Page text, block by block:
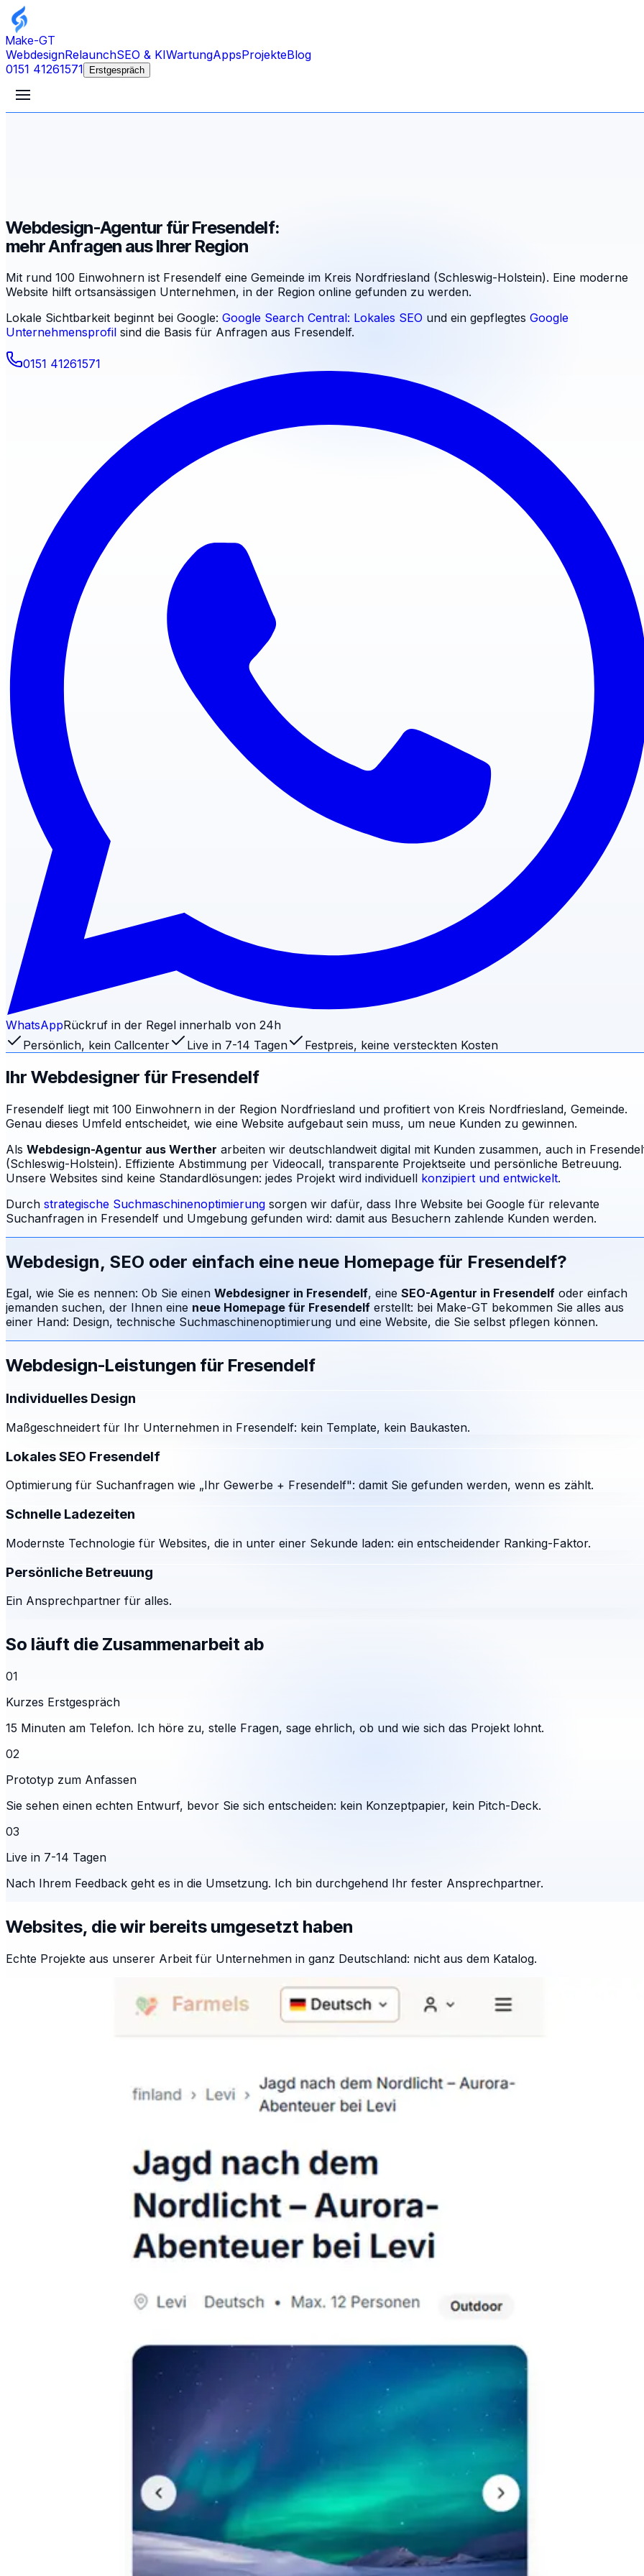
Make-GT
WebdesignRelaunchSEO & KIWartungAppsProjekteBlog
0151 41261571
Erstgespräch
Webdesign-Agentur für Fresendelf:
mehr Anfragen aus Ihrer Region
Mit rund 100 Einwohnern ist Fresendelf eine Gemeinde im Kreis Nordfriesland (Schleswig-Holstein). Eine moderne
Website hilft ortsansässigen Unternehmen, in der Region online gefunden zu werden.
Lokale Sichtbarkeit beginnt bei Google: Google Search Central: Lokales SEO und ein gepflegtes Google
Unternehmensprofil sind die Basis für Anfragen aus Fresendelf.
0151 41261571
WhatsAppRückruf in der Regel innerhalb von 24h
Persönlich, kein Callcenter
Live in 7-14 Tagen Festpreis, keine versteckten Kosten
Ihr Webdesigner für Fresendelf
Fresendelf liegt mit 100 Einwohnern in der Region Nordfriesland und profitiert von Kreis Nordfriesland, Gemeinde.
Genau dieses Umfeld entscheidet, wie eine Website aufgebaut sein muss, um neue Kunden zu gewinnen.
Als Webdesign-Agentur aus Werther arbeiten wir deutschlandweit digital mit Kunden zusammen, auch in
(Schleswig-Holstein). Effiziente Abstimmung per Videocall, transparente Projektseite und persönliche Betreuung.
Unsere Websites sind keine Standardlösungen: jedes Projekt wird individuell konzipiert und entwickelt.
Durch strategische Suchmaschinenoptimierung sorgen wir dafür, dass Ihre Website bei Google für relevante
Suchanfragen in Fresendelf und Umgebung gefunden wird: damit aus Besuchern zahlende Kunden werden.
Webdesign, SEO oder einfach eine neue Homepage für Fresendelf?
Egal, wie Sie es nennen: Ob Sie einen Webdesigner in Fresendelf, eine SEO-Agentur in Fresendelf oder einfach
jemanden suchen, der Ihnen eine neue Homepage für Fresendelf erstellt: bei Make-GT bekommen Sie alles aus
einer Hand: Design, technische Suchmaschinenoptimierung und eine Website, die Sie selbst pflegen können.
Webdesign-Leistungen für Fresendelf
Individuelles Design
Maßgeschneidert für Ihr Unternehmen in Fresendelf: kein Template, kein Baukasten.
Lokales SEO Fresendelf
Optimierung für Suchanfragen wie „Ihr Gewerbe + Fresendelf": damit Sie gefunden werden, wenn es zählt.
Schnelle Ladezeiten
Modernste Technologie für Websites, die in unter einer Sekunde laden: ein entscheidender Ranking-Faktor.
Persönliche Betreuung
Ein Ansprechpartner für alles.
So läuft die Zusammenarbeit ab
01
Kurzes Erstgespräch
15 Minuten am Telefon. Ich höre zu, stelle Fragen, sage ehrlich, ob und wie sich das Projekt lohnt.
02
Prototyp zum Anfassen
Sie sehen einen echten Entwurf, bevor Sie sich entscheiden: kein Konzeptpapier, kein Pitch-Deck.
03
Live in 7-14 Tagen
Nach Ihrem Feedback geht es in die Umsetzung. Ich bin durchgehend Ihr fester Ansprechpartner.
Websites, die wir bereits umgesetzt haben
Echte Projekte aus unserer Arbeit für Unternehmen in ganz Deutschland: nicht aus dem Katalog.